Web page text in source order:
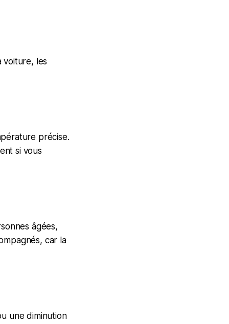
voiture, les
précise.
si vous
âgées,
car la
une diminution